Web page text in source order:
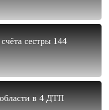
сестры 144
в 4 ДТП